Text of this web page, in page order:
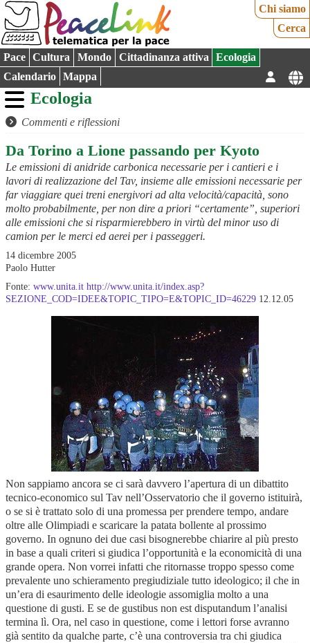
Chi siamo
Cerca
Pace Cultura Mondo Cittadinanza attiva
Ecologia
Calendario
Mappa
Ecologia
Commenti e riflessioni
Da Torino a Lione passando per Kyoto
Le emissioni di anidride carbonica necessarie per i cantieri e i
lavori di realizzazione del Tav, insieme alle emissioni necessarie per
far viaggiare quei treni energivori ad alta velocità/capacità, sono
molto probabilmente, per non dire a priori “certamente”, superiori
alle emissioni che si risparmierebbero in virtù del minor uso di
camion per le merci ed aerei per i passeggeri.
14 dicembre 2005
Paolo Hutter
Fonte: www.unita.it http://www.unita.it/index.asp?
SEZIONE_COD=IDEE&TOPIC_TIPO=E&TOPIC_ID=46229 12.12.05
Non sappiamo ancora se ci sarà davvero l’apertura di un dibattito
tecnico-economico sul Tav nell’Osservatorio che il governo istituirà,
o se si è trattato solo di una promessa per prendere tempo, andare
oltre alle Olimpiadi e scaricare la patata bollente al prossimo
governo. In ognuno dei due casi bisognerebbe chiarire al più presto
in base a quali criteri si giudica l’opportunità e la economicità di una
grande opera. Non vorrei infatti che ritornasse troppo spesso come
prevalente uno schieramento pregiudiziale tutto ideologico; il che in
un’era di esaurimento delle ideologie assomiglia molto a una
questione di gusti. E se de gustibus non est disputandum l’analisi
termina lì. Ora, nel caso in questione, come i lettori forse avranno
già sentito da qualche parte, c’è una controversia tra chi giudica